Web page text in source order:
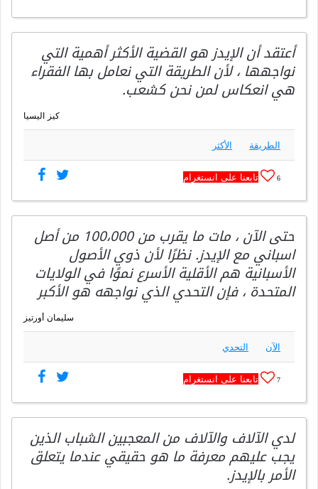
أعتقد أن الإيدز هو القضية الأكثر أهمية التي
نواجهها ، لأن الطريقة التي نعامل بها الفقراء
هي انعكاس لمن نحن كشعب.
كيز اليسيا
الطريقة الأكثر
6 تابعنا على انستغرام
حتى الآن ، مات ما يقرب من 100،000 من أصل
اسباني مع الإيدز. نظرًا لأن ذوي الأصول
الأسبانية هم الأقلية الأسرع نموًا في الولايات
المتحدة ، فإن التحدي الذي نواجهه هو الأكبر
سليمان أورتيز
الآن التحدي
7 تابعنا على انستغرام
لدي الآلاف والآلاف من المعجبين الشباب الذين
يجب عليهم معرفة ما هو حقيقي عندما يتعلق
الأمر بالإيدز.